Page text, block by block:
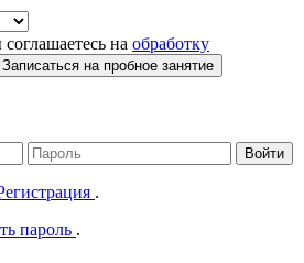
на обработку
Записаться на пробное занятие
Войти
.
пароль .